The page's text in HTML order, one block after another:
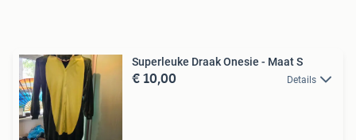
Superleuke Draak Onesie - Maat S
€ 10,00 Details